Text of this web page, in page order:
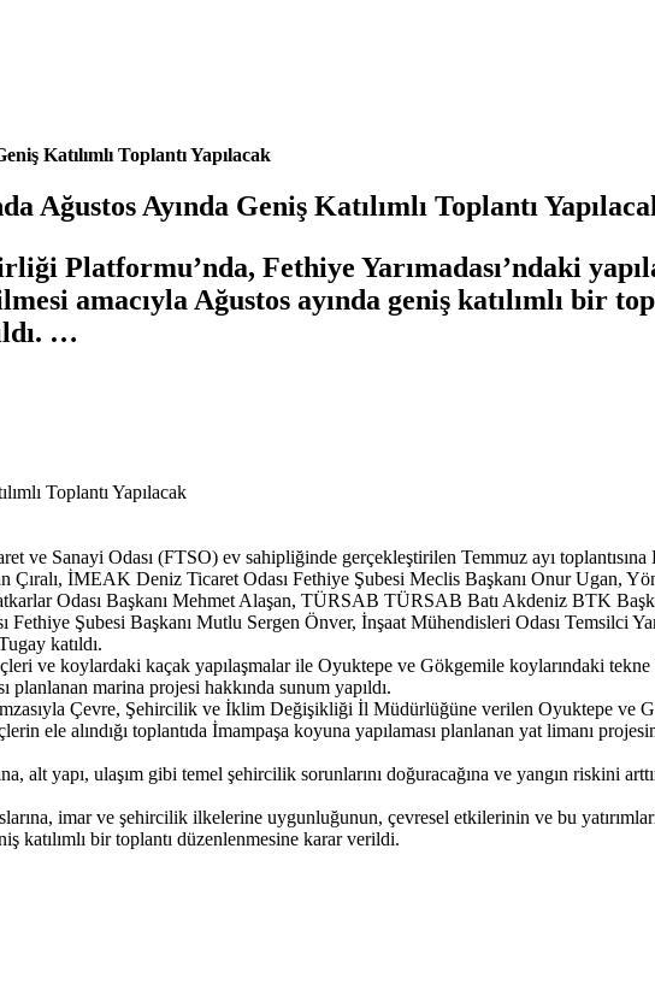
Katılımlı Toplantı Yapılacak
Ağustos Ayında Geniş Katılımlı Toplantı
Platformu’nda, Fethiye Yarımadası’ndaki
amacıyla Ağustos ayında geniş katılımlı bir
…
Sanayi Odası (FTSO) ev sahipliğinde gerçekleştirilen Temmuz ayı
İMEAK Deniz Ticaret Odası Fethiye Şubesi Meclis Başkanı Onur Ugan,
Odası Başkanı Mehmet Alaşan, TÜRSAB TÜRSAB Batı Akdeniz BTK
Şubesi Başkanı Mutlu Sergen Önver, İnşaat Mühendisleri Odası Temsilci
katıldı.
ve koylardaki kaçak yapılaşmalar ile Oyuktepe ve Gökgemile koylarındaki tekne
planlanan marina projesi hakkında sunum yapıldı.
Çevre, Şehircilik ve İklim Değişikliği İl Müdürlüğüne verilen Oyuktepe ve
ele alındığı toplantıda İmampaşa koyuna yapılaması planlanan yat limanı
alt yapı, ulaşım gibi temel şehircilik sorunlarını doğuracağına ve yangın riskini
imar ve şehircilik ilkelerine uygunluğunun, çevresel etkilerinin ve bu
katılımlı bir toplantı düzenlenmesine karar verildi.